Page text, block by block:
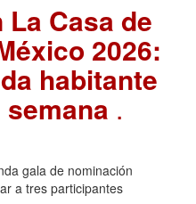
Casa de
2026:
habitante
.
gala de nominación
a tres participantes